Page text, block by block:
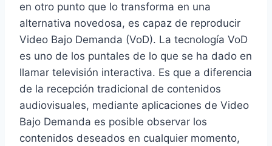
en otro punto que lo transforma en una
alternativa novedosa, es capaz de reproducir
Video Bajo Demanda (VoD). La tecnología VoD
es uno de los puntales de lo que se ha dado en
llamar televisión interactiva. Es que a diferencia
de la recepción tradicional de contenidos
audiovisuales, mediante aplicaciones de Video
Bajo Demanda es posible observar los
contenidos deseados en cualquier momento,